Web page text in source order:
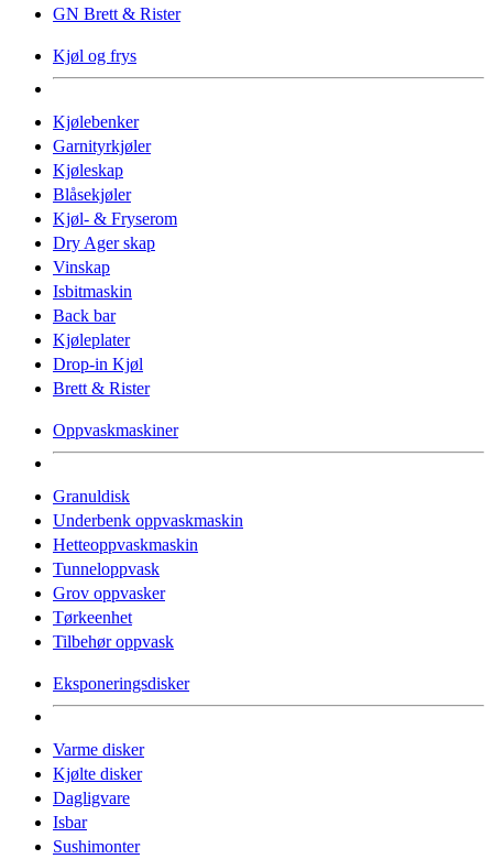
GN Brett & Rister
Kjøl og frys
Kjølebenker
Garnityrkjøler
Kjøleskap
Blåsekjøler
Kjøl- & Fryserom
Dry Ager skap
Vinskap
Isbitmaskin
Back bar
Kjøleplater
Drop-in Kjøl
Brett & Rister
Oppvaskmaskiner
Granuldisk
Underbenk oppvaskmaskin
Hetteoppvaskmaskin
Tunneloppvask
Grov oppvasker
Tørkeenhet
Tilbehør oppvask
Eksponeringsdisker
Varme disker
Kjølte disker
Dagligvare
Isbar
Sushimonter